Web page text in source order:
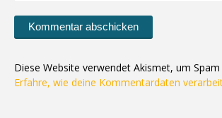
Diese Website verwendet Akismet, um
Erfahre, wie deine Kommentardaten